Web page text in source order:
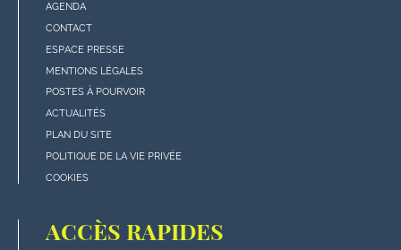
Menu
"rubriques"
en
bas
de
page
AGENDA
CONTACT
ESPACE PRESSE
MENTIONS LÉGALES
POSTES À POURVOIR
ACTUALITÉS
PLAN DU SITE
POLITIQUE DE LA VIE PRIVÉE
COOKIES
ACCÈS RAPIDES